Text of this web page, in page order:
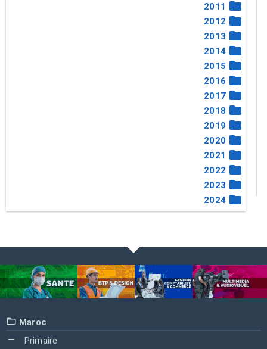
2011
2012
2013
2014
2015
2016
2017
2018
2019
2020
2021
2022
2023
2024
Maroc
Primaire